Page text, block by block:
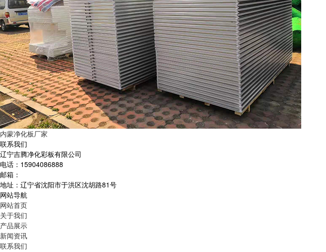
内蒙净化板厂家
联系我们
辽宁吉腾净化彩板有限公司
电话：15904086888
邮箱：
地址：辽宁省沈阳市于洪区沈胡路81号
网站导航
网站首页
关于我们
产品展示
新闻资讯
联系我们